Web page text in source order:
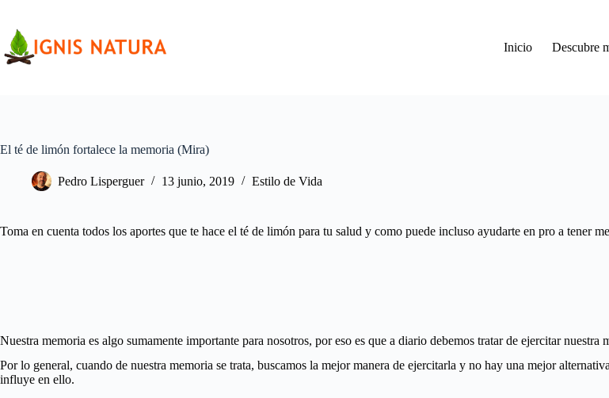
contenido
Inicio
Descubre
El té de limón fortalece la memoria (Mira)
Pedro Lisperguer 13 junio, 2019 Estilo de Vida
Toma en cuenta todos los aportes que te hace el té de limón para tu salud y como puede incluso ayudarte en pro a tener
Nuestra memoria es algo sumamente importante para nosotros, por eso es que a diario debemos tratar de ejercitar
Por lo general, cuando de nuestra memoria se trata, buscamos la mejor manera de ejercitarla y no hay una mejor
influye en ello.